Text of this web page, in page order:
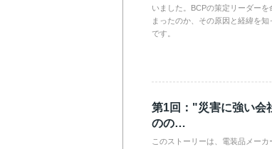
いました。BCPの策定リーダー
まったのか、その原因と経緯を
です。
第1回："災害に強い会
のの…
このストーリーは、電装品メー